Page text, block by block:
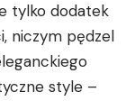
tylko dodatek
niczym pędzel
​style –